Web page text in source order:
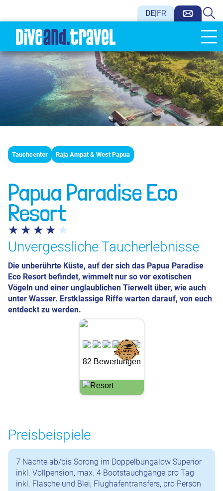
DE FR
Tauchcenter Raja Ampat & West Papua
Papua Paradise Eco
Resort
Unvergessliche Taucherlebnisse
Die unberührte Küste, auf der sich das Papua Paradise
Eco Resort befindet, wimmelt nur so vor exotischen
Vögeln und einer unglaublichen Tierwelt über, wie auch
unter Wasser. Erstklassige Riffe warten darauf, von euch
entdeckt zu werden.
82 Bewertungen
Preisbeispiele
7 Nächte ab/bis Sorong im Doppelbungalow Superior
inkl. Vollpension, max. 4 Bootstauchgänge pro Tag
inkl. Flasche und Blei, Flughafentransfers, pro Person